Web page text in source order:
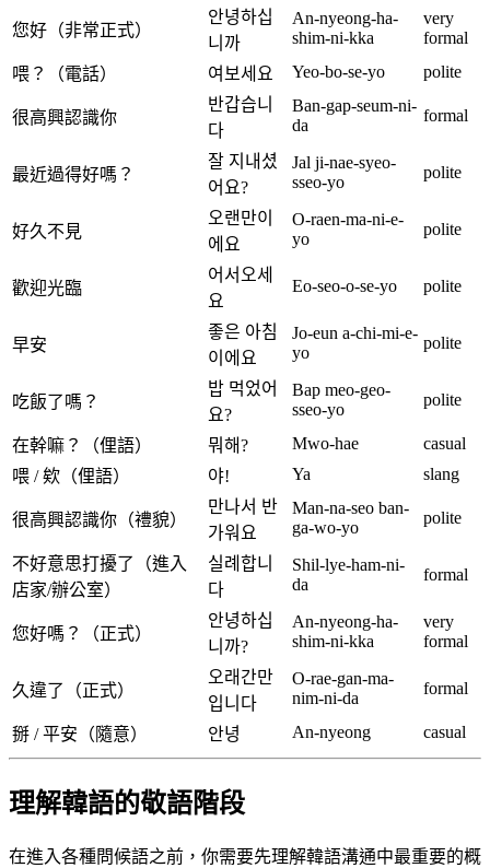
您好（非常正式）
안녕하십
니까
An-nyeong-ha-
shim-ni-kka
very
formal
喂？（電話）
여보세요 Yeo-bo-se-yo polite
很高興認識你
반갑습니
다
Ban-gap-seum-ni-
da
formal
最近過得好嗎？
잘 지내셨
어요?
Jal ji-nae-syeo-
sseo-yo
polite
好久不見
오랜만이
에요
O-raen-ma-ni-e-
yo
polite
歡迎光臨
어서오세
요
Eo-seo-o-se-yo polite
早安
좋은 아침
이에요
Jo-eun a-chi-mi-e-
yo
polite
吃飯了嗎？
밥 먹었어
요?
Bap meo-geo-
sseo-yo
polite
在幹嘛？（俚語） 뭐해? Mwo-hae
casual
喂 / 欸（俚語）
야! Ya slang
很高興認識你（禮貌）
만나서 반
가워요
Man-na-seo ban-
ga-wo-yo
polite
不好意思打擾了（進入
店家/辦公室）
실례합니
다
Shil-lye-ham-ni-
da
formal
您好嗎？（正式）
안녕하십
니까?
An-nyeong-ha-
shim-ni-kka
very
formal
久違了（正式）
오래간만
입니다
O-rae-gan-ma-
nim-ni-da
formal
掰 / 平安（隨意） 안녕 An-nyeong casual
理解韓語的敬語階段
在進入各種問候語之前，你需要先理解韓語溝通中最重要的概